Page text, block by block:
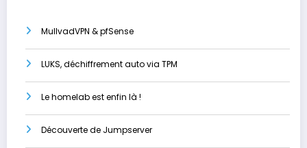
MullvadVPN & pfSense
LUKS, déchiffrement auto via TPM
Le homelab est enfin là !
Découverte de Jumpserver